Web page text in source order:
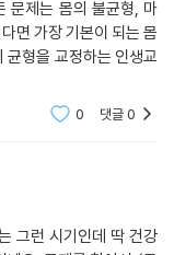
문제는 몸의 불균형, 마
면 가장 기본이 되는 몸
균형을 교정하는 인생교
0 댓글0
그런 시기인데 딱 건강